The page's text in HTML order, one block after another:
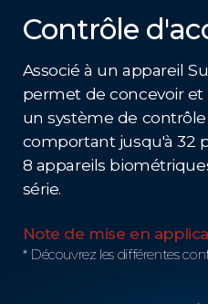
Contrôle
Associé à un appareil
permet de concevoir
un système de
comportant jusqu'à 32
8 appareils
série.
Note de mise en
* Découvrez les différentes